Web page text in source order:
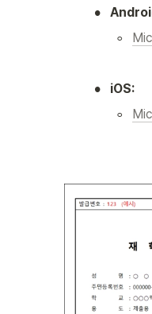
•
◦
• iOS:
◦